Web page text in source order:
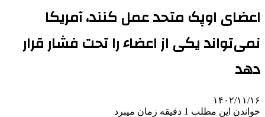
اعضای اوپک متحد عمل کنند، آمریکا
نمی‌تواند یکی از اعضاء را تحت فشار قرار
دهد
۱۴۰۲/۱۱/۱۶
خواندن این مطلب 1 دقیقه زمان میبرد